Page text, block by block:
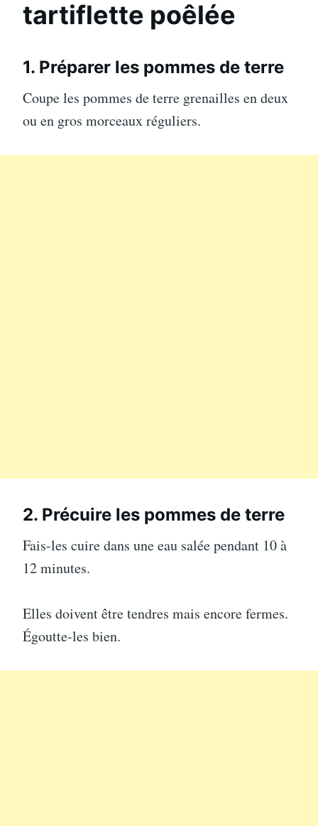
tartiflette poêlée
1. Préparer les pommes de terre
Coupe les pommes de terre grenailles en deux
ou en gros morceaux réguliers.
2. Précuire les pommes de terre
Fais-les cuire dans une eau salée pendant 10 à
12 minutes.
Elles doivent être tendres mais encore fermes.
Égoutte-les bien.